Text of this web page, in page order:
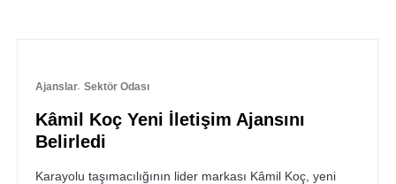
Ajanslar Sektör Odası
Kâmil Koç Yeni İletişim Ajansını
Belirledi
Karayolu taşımacılığının lider markası Kâmil Koç, yeni